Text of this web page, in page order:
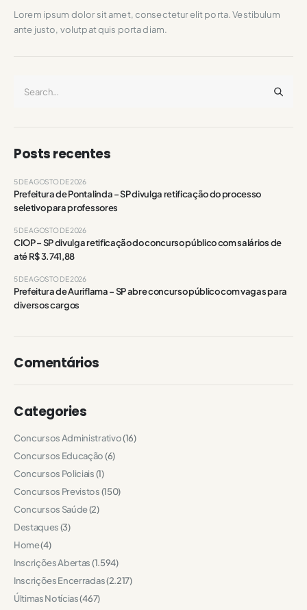
Lorem ipsum dolor sit amet, consectetur elit porta. Vestibulum
ante justo, volutpat quis porta diam.
Posts recentes
Prefeitura de Pontalinda – SP divulga retificação do processo
seletivo para professores
5 DE AGOSTO DE 2026
CIOP – SP divulga retificação do concurso público com salários de
até R$ 3.741,88
5 DE AGOSTO DE 2026
Prefeitura de Auriflama – SP abre concurso público com vagas para
diversos cargos
5 DE AGOSTO DE 2026
Comentários
Categories
Concursos Administrativo(16)
Concursos Educação(6)
Concursos Policiais(1)
Concursos Previstos(150)
Concursos Saúde(2)
Destaques(3)
Home(4)
Inscrições Abertas(1.594)
Inscrições Encerradas(2.217)
Últimas Notícias(467)